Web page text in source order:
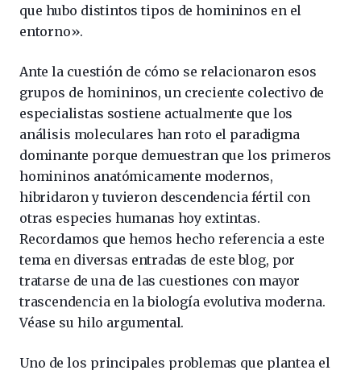
que hubo distintos tipos de homininos en el
entorno».
Ante la cuestión de cómo se relacionaron esos
grupos de homininos, un creciente colectivo de
especialistas sostiene actualmente que los
análisis moleculares han roto el paradigma
dominante porque demuestran que los primeros
homininos anatómicamente modernos,
hibridaron y tuvieron descendencia fértil con
otras especies humanas hoy extintas.
Recordamos que hemos hecho referencia a este
tema en diversas entradas de este blog, por
tratarse de una de las cuestiones con mayor
trascendencia en la biología evolutiva moderna.
Véase su hilo argumental.
Uno de los principales problemas que plantea el